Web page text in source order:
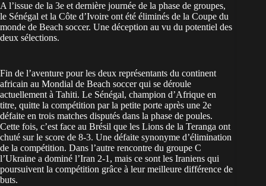
A l’issue de la 3e et dernière journée de la phase de groupes,
le Sénégal et la Côte d’Ivoire ont été éliminés de la Coupe du
monde de Beach soccer. Une déception au vu du potentiel des
deux sélections.
Fin de l’aventure pour les deux représentants du continent
africain au Mondial de Beach soccer qui se déroule
actuellement à Tahiti. Le Sénégal, champion d’Afrique en
titre, quitte la compétition par la petite porte après une 2e
défaite en trois matches disputés dans la phase de poules.
Cette fois, c’est face au Brésil que les Lions de la Teranga ont
chuté sur le score de 8-3. Une défaite synonyme d’élimination
de la compétition. Dans l’autre rencontre du groupe C
l’Ukraine a dominé l’Iran 2-1, mais ce sont les Iraniens qui
poursuivent la compétition grâce à leur meilleure différence de
buts.